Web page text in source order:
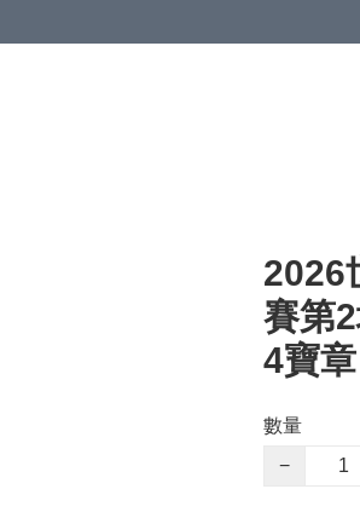
2026
賽第
4寶章
數量
−